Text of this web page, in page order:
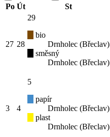
Po Út St
27 28
29
bio
Drnholec (Břeclav)
směsný
Drnholec (Břeclav)
3 4
5
papír
Drnholec (Břeclav)
plast
Drnholec (Břeclav)